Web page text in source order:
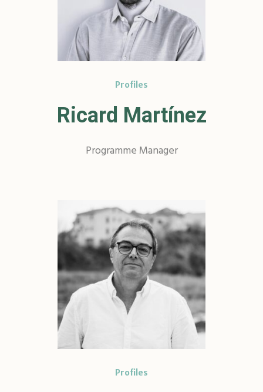
Profiles
Ricard Martínez
Programme Manager
Profiles